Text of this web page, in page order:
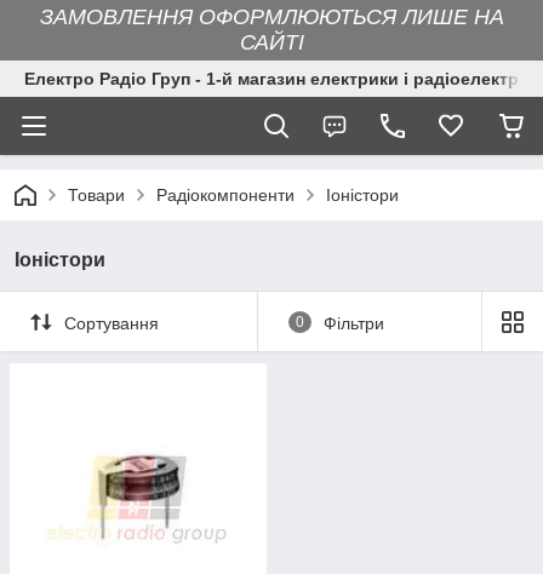
ЗАМОВЛЕННЯ ОФОРМЛЮЮТЬСЯ ЛИШЕ НА
САЙТІ
Електро Радіо Груп - 1-й магазин електрики і
Товари Радіокомпоненти Іоністори
Іоністори
Сортування 0 Фільтри